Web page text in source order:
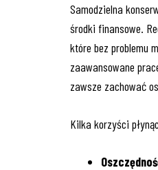
Samodzielna
środki finansowe.
które bez problemu
zaawansowane
zawsze zachować
Kilka korzyści